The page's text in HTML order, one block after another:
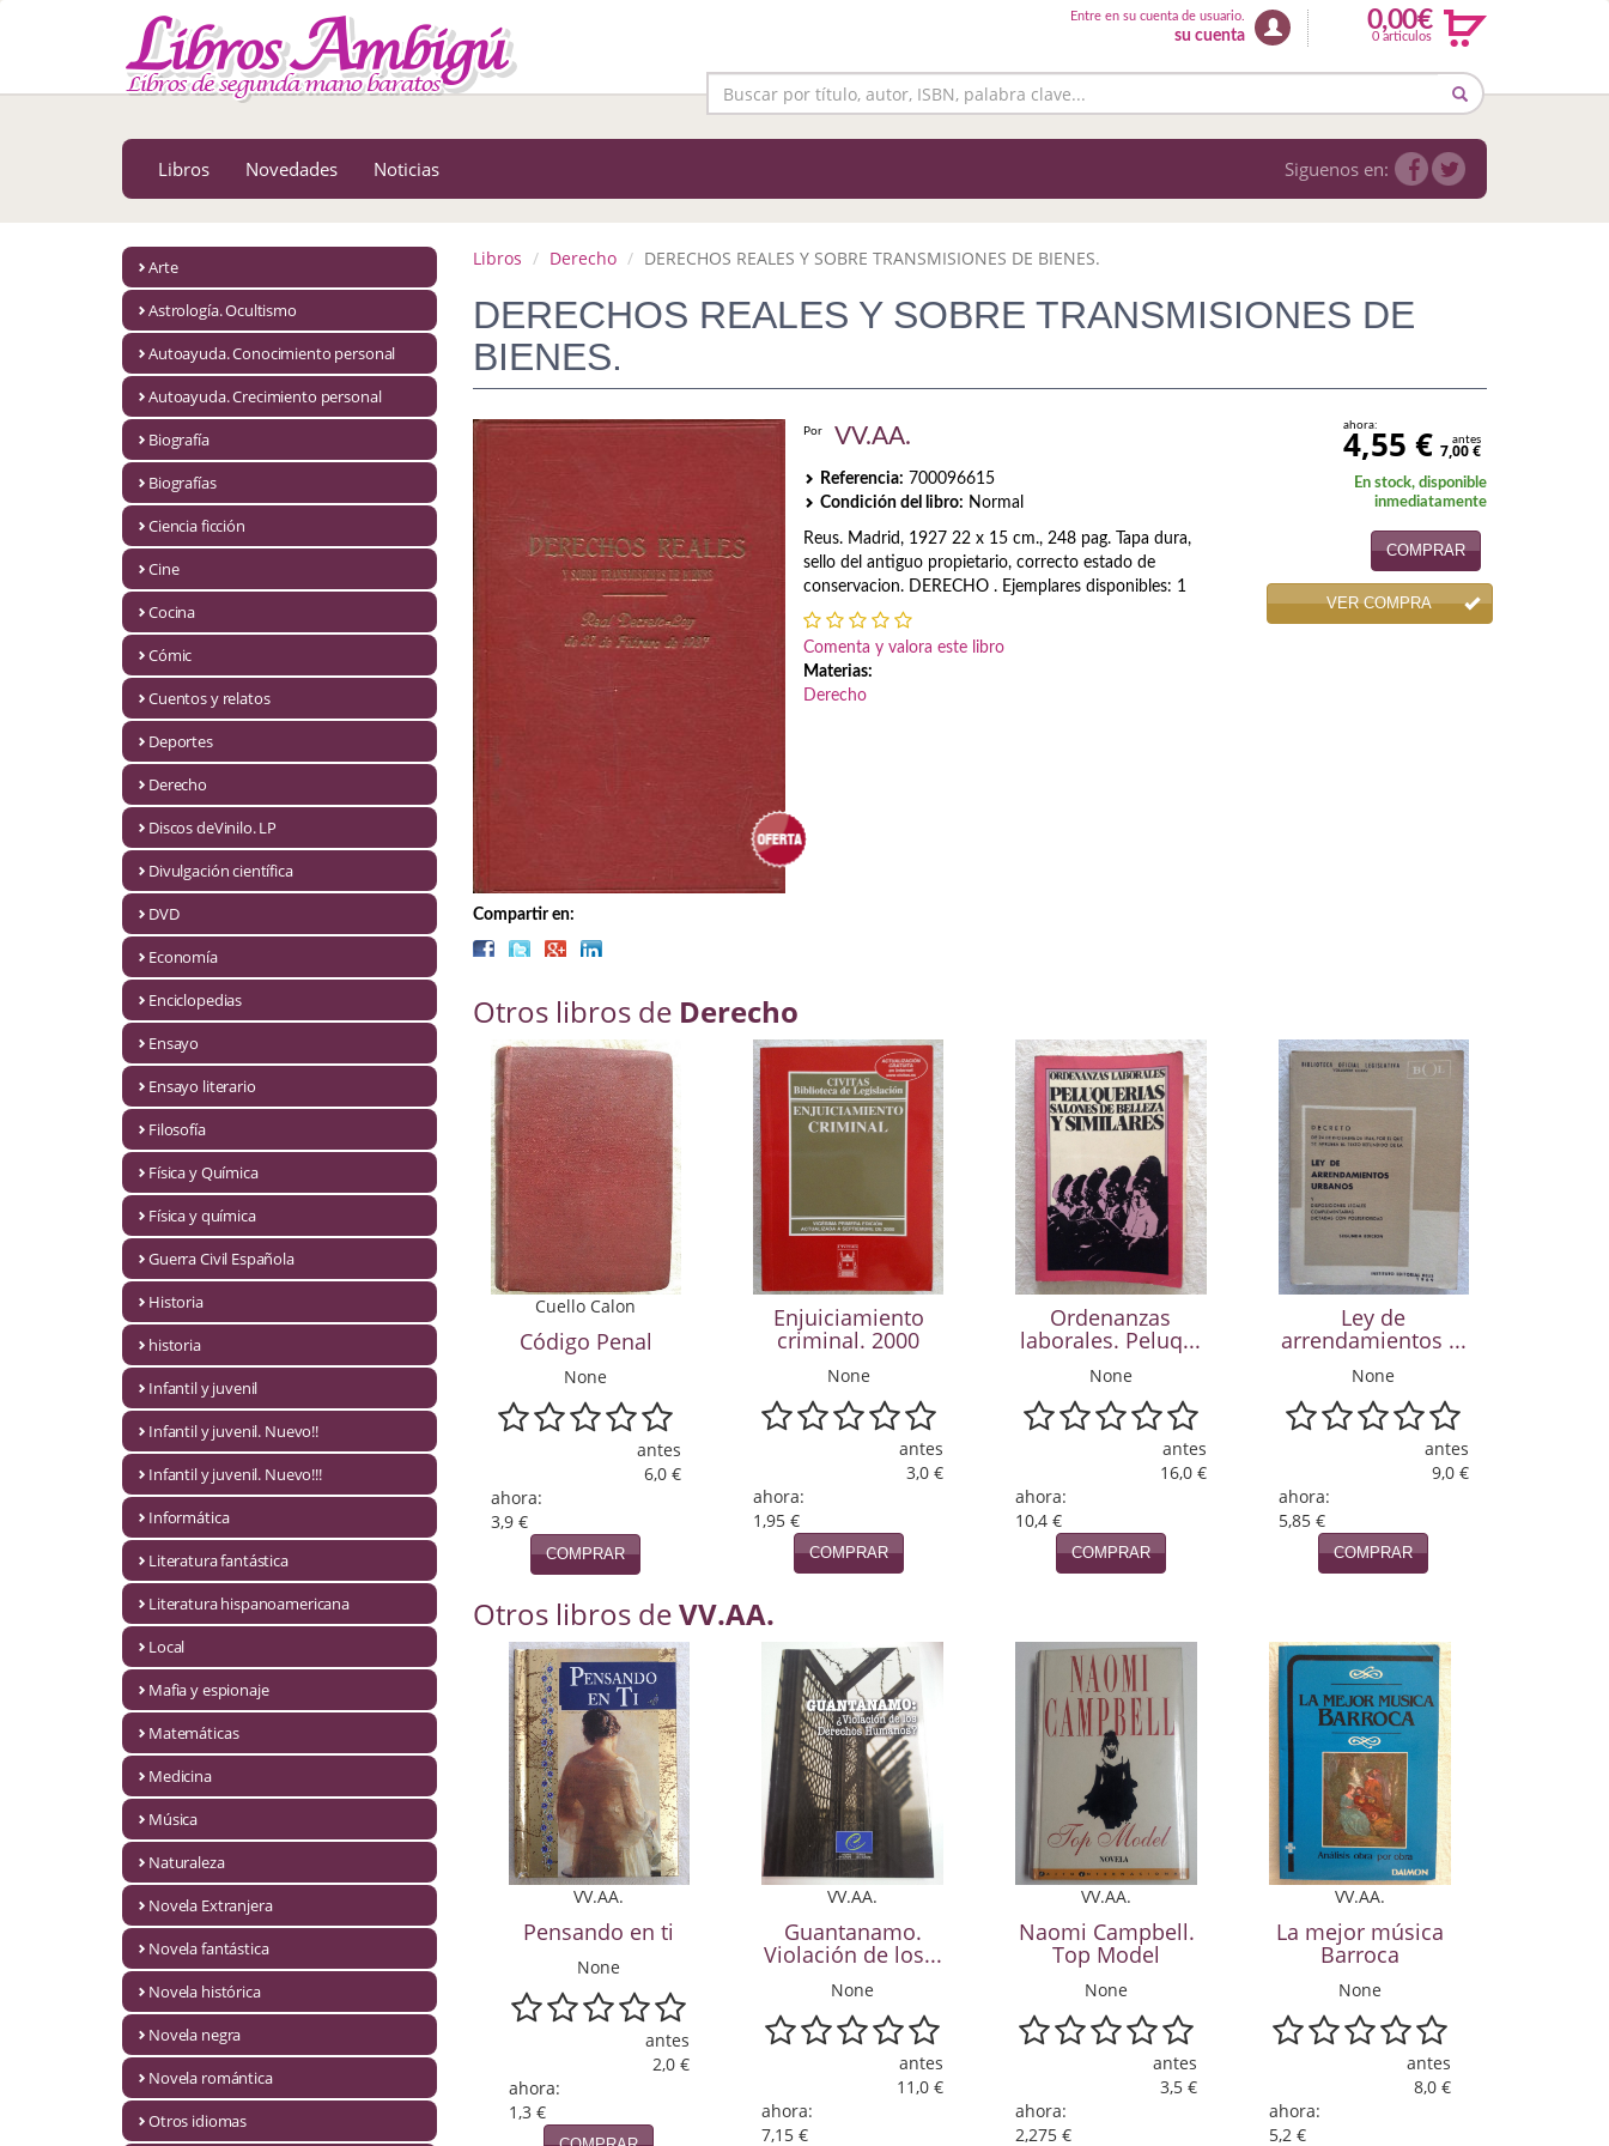
MENÚ PRINCIPAL
Astrología. Ocultismo
Autoayuda. Conocimiento personal
Autoayuda. Crecimiento personal
Ciencia ficción
Cuentos y relatos
Discos deVinilo. LP
Divulgación científica
Ensayo literario
Guerra Civil Española
Infantil y juvenil
Infantil y juvenil. Nuevo!!
Infantil y juvenil. Nuevo!!!
Literatura fantástica
Literatura hispanoamericana
Mafia y espionaje
Entre en su cuenta de usuario.
su cuenta
0,00€
0 articulos
Libros Novedades Noticias Siguenos en:
Arte
Astrología. Ocultismo
Autoayuda. Conocimiento personal
Autoayuda. Crecimiento personal
Biografía
Biografías
Ciencia ficción
Cine
Cocina
Cómic
Cuentos y relatos
Deportes
Derecho
Discos deVinilo. LP
Divulgación científica
DVD
Economía
Enciclopedias
Ensayo
Ensayo literario
Filosofía
Física y Química
Física y química
Guerra Civil Española
Historia
historia
Infantil y juvenil
Infantil y juvenil. Nuevo!!
Infantil y juvenil. Nuevo!!!
Informática
Literatura fantástica
Literatura hispanoamericana
Local
Mafia y espionaje
Matemáticas
Medicina
Música
Naturaleza
Novela Extranjera
Novela fantástica
Novela histórica
Novela negra
Novela romántica
Otros idiomas
Libros Derecho DERECHOS REALES Y SOBRE TRANSMISIONES DE BIENES.
DERECHOS REALES Y SOBRE TRANSMISIONES DE
BIENES.
Compartir en:
Por VV.AA.
Referencia: 700096615
Condición del libro: Normal
Reus. Madrid, 1927 22 x 15 cm., 248 pag. Tapa dura,
sello del antiguo propietario, correcto estado de
conservacion. DERECHO . Ejemplares disponibles: 1
Comenta y valora este libro
Materias:
Derecho
ahora:
4,55 € antes
7,00 €
En stock, disponible
inmediatamente
COMPRAR
VER COMPRA
Otros libros de Derecho
Cuello Calon
Código Penal
None
antes
6,0 €
ahora:
3,9 €
COMPRAR
Enjuiciamiento
criminal. 2000
None
antes
3,0 €
ahora:
1,95 €
COMPRAR
Ordenanzas
laborales. Peluq...
None
antes
16,0 €
ahora:
10,4 €
COMPRAR
Ley de
arrendamientos ...
None
antes
9,0 €
ahora:
5,85 €
COMPRAR
Otros libros deVV.AA.
VV.AA.
Pensando en ti
None
antes
2,0 €
ahora:
1,3 €
VV.AA.
Guantanamo.
Violación de los...
None
antes
11,0 €
ahora:
7,15 €
VV.AA.
Naomi Campbell.
Top Model
None
antes
3,5 €
ahora:
2,275 €
VV.AA.
La mejor música
Barroca
None
antes
8,0 €
ahora:
5,2 €